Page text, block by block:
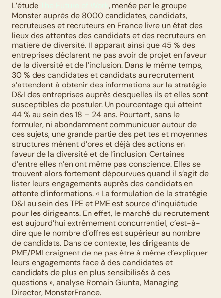
L’étude
, menée par le groupe
Monster auprès de 8000 candidates, candidats,
recruteuses et recruteurs en France livre un état des
lieux des attentes des candidats et des recruteurs en
matière de diversité. Il apparaît ainsi que 45 % des
entreprises déclarent ne pas avoir de projet en faveur
de la diversité et de l’inclusion. Dans le même temps,
30 % des candidates et candidats au recrutement
s’attendent à obtenir des informations sur la stratégie
D&I des entreprises auprès desquelles ils et elles sont
susceptibles de postuler. Un pourcentage qui atteint
44 % au sein des 18 – 24 ans. Pourtant, sans le
formuler, ni abondamment communiquer autour de
ces sujets, une grande partie des petites et moyennes
structures mènent d’ores et déjà des actions en
faveur de la diversité et de l’inclusion. Certaines
d’entre elles n’en ont même pas conscience. Elles se
trouvent alors fortement dépourvues quand il s’agit de
lister leurs engagements auprès des candidats en
attente d’informations. « La formulation de la stratégie
D&I au sein des TPE et PME est source d’inquiétude
pour les dirigeants. En effet, le marché du recrutement
est aujourd’hui extrêmement concurrentiel, c’est-à-
dire que le nombre d’offres est supérieur au nombre
de candidats. Dans ce contexte, les dirigeants de
PME/PMI craignent de ne pas être à même d’expliquer
leurs engagements face à des candidates et
candidats de plus en plus sensibilisés à ces
questions », analyse Romain Giunta, Managing
Director, MonsterFrance.